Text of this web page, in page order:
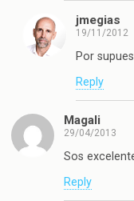
jmegias
19/11/2012
Por
Reply
Magali
29/04/2013
Sos
Reply